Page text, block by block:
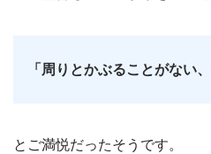
「周りとかぶることがない
とご満悦だったそうです。